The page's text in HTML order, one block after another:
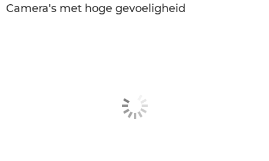
Camera's met hoge gevoeligheid